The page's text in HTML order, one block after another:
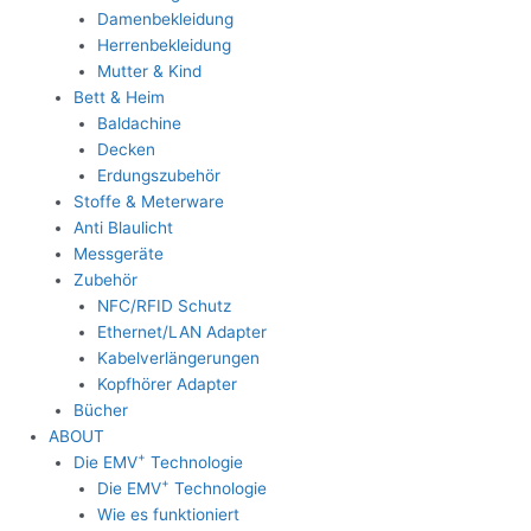
Damenbekleidung
Herrenbekleidung
Mutter & Kind
Bett & Heim
Baldachine
Decken
Erdungszubehör
Stoffe & Meterware
Anti Blaulicht
Messgeräte
Zubehör
NFC/RFID Schutz
Ethernet/LAN Adapter
Kabelverlängerungen
Kopfhörer Adapter
Bücher
ABOUT
Die EMV+ Technologie
Die EMV+ Technologie
Wie es funktioniert